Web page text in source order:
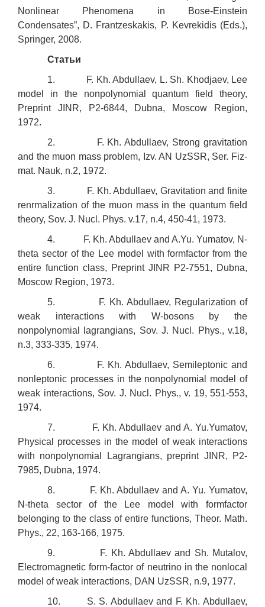
Nonlinear Phenomena in Bose-Einstein
Condensates”, D. Frantzeskakis, P. Kevrekidis (Eds.),
Springer, 2008.
Статьи
1. F. Kh. Abdullaev, L. Sh. Khodjaev, Lee
model in the nonpolynomial quantum field theory,
Preprint JINR, P2-6844, Dubna, Moscow Region,
1972.
2. F. Kh. Abdullaev, Strong gravitation
and the muon mass problem, Izv. AN UzSSR, Ser. Fiz-
mat. Nauk, n.2, 1972.
3. F. Kh. Abdullaev, Gravitation and finite
renrmalization of the muon mass in the quantum field
theory, Sov. J. Nucl. Phys. v.17, n.4, 450-41, 1973.
4. F. Kh. Abdullaev and A.Yu. Yumatov, N-
theta sector of the Lee model with formfactor from the
entire function class, Preprint JINR P2-7551, Dubna,
Moscow Region, 1973.
5. F. Kh. Abdullaev, Regularization of
weak interactions with W-bosons by the
nonpolynomial lagrangians, Sov. J. Nucl. Phys., v.18,
n.3, 333-335, 1974.
6. F. Kh. Abdullaev, Semileptonic and
nonleptonic processes in the nonpolynomial model of
weak interactions, Sov. J. Nucl. Phys., v. 19, 551-553,
1974.
7. F. Kh. Abdullaev and A. Yu.Yumatov,
Physical processes in the model of weak interactions
with nonpolynomial Lagrangians, preprint JINR, P2-
7985, Dubna, 1974.
8. F. Kh. Abdullaev and A. Yu. Yumatov,
N-theta sector of the Lee model with formfactor
belonging to the class of entire functions, Theor. Math.
Phys., 22, 163-166, 1975.
9. F. Kh. Abdullaev and Sh. Mutalov,
Electromagnetic form-factor of neutrino in the nonlocal
model of weak interactions, DAN UzSSR, n.9, 1977.
10. S. S. Abdullaev and F. Kh. Abdullaev,